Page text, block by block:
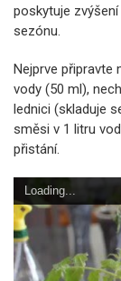
poskytuje
sezónu.
Nejprve připravte
vody (50 ml),
lednici (skladuje
směsi v 1 litru
přistání.
Loading...